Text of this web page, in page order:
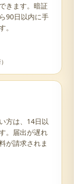
きます。暗証
90日以内に手
。
方は、14日以
。届出が遅れ
が請求されま